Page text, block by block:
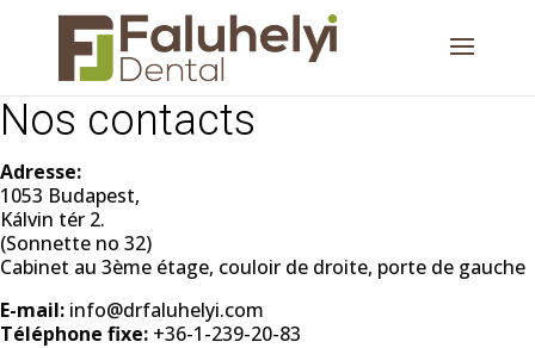
Nos contacts
Adresse:
1053 Budapest,
Kálvin tér 2.
(Sonnette no 32)
Cabinet au 3ème étage, couloir de droite, porte de gauche
E-mail: info@drfaluhelyi.com
Téléphone fixe: +36-1-239-20-83